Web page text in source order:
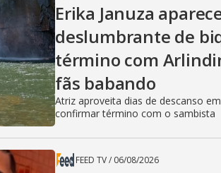
Erika Januza
deslumbrante de
término com
fãs babando
Atriz aproveita dias de descanso
confirmar término com o sambista
FEED TV/ 06/08/2026